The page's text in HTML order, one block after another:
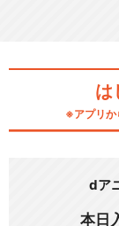
は
※アプリか
dア
本日